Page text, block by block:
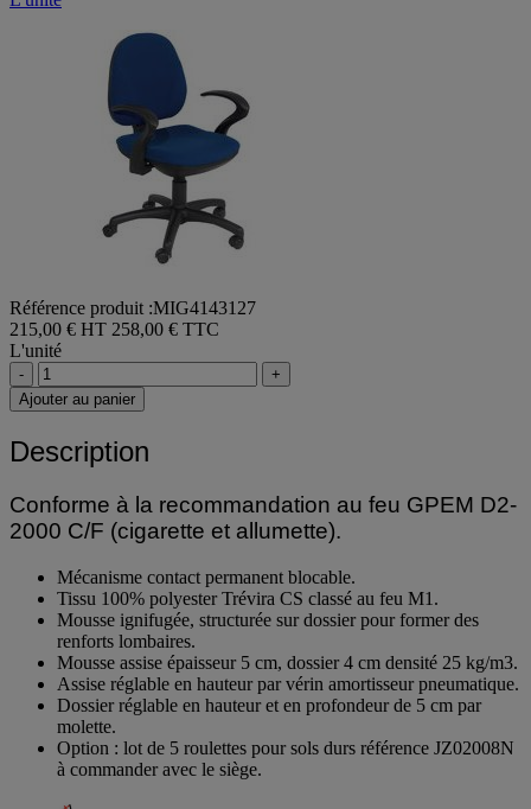
Référence produit :MIG4143127
215,00 € HT 258,00 € TTC
L'unité
-
+
Ajouter au panier
Description
Conforme à la recommandation au feu GPEM D2-
2000 C/F (cigarette et allumette).
Mécanisme contact permanent blocable.
Tissu 100% polyester Trévira CS classé au feu M1.
Mousse ignifugée, structurée sur dossier pour former des
renforts lombaires.
Mousse assise épaisseur 5 cm, dossier 4 cm densité 25 kg/m3.
Assise réglable en hauteur par vérin amortisseur pneumatique.
Dossier réglable en hauteur et en profondeur de 5 cm par
molette.
Option : lot de 5 roulettes pour sols durs référence JZ02008N
à commander avec le siège.